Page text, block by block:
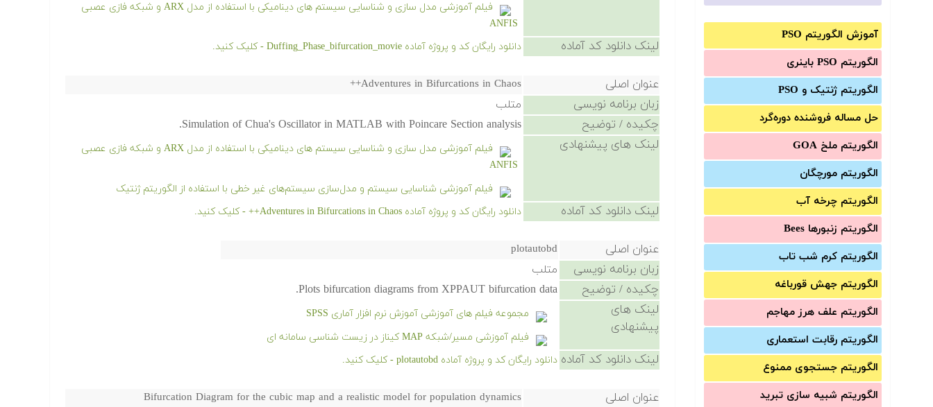
آموزش الگوریتم PSO
الگوریتم PSO باینری
الگوریتم ژنتیک و PSO
حل مساله فروشنده دوره‌گرد
الگوریتم ملخ GOA
الگوریتم مورچگان
الگوریتم چرخه آب
الگوریتم زنبورها Bees
الگوریتم کرم شب تاب
الگوریتم جهش قورباغه
الگوریتم علف هرز مهاجم
الگوریتم رقابت استعماری
الگوریتم جستجوی ممنوع
الگوریتم شبیه سازی تبرید
فیلم آموزشی مدل سازی و شناسایی سیستم های دینامیکی با استفاده از مدل ARX و شبکه فازی عصبی
ANFIS
لینک دانلود کد آماده دانلود رایگان کد و پروژه آماده Duffing_Phase_bifurcation_movie - کلیک کنید.
عنوان اصلی Adventures in Bifurcations in Chaos++
زبان برنامه نویسی متلب
چکیده / توضیح Simulation of Chua's Oscillator in MATLAB with Poincare Section analysis.
لینک های پیشنهادی
فیلم آموزشی مدل سازی و شناسایی سیستم های دینامیکی با استفاده از مدل ARX و شبکه فازی عصبی
ANFIS
فیلم آموزشی شناسایی سیستم و مدل‌سازی سیستم‌های غیر خطی با استفاده از الگوریتم ژنتیک
لینک دانلود کد آماده دانلود رایگان کد و پروژه آماده Adventures in Bifurcations in Chaos++ - کلیک کنید.
عنوان اصلی plotautobd
زبان برنامه نویسی متلب
چکیده / توضیح Plots bifurcation diagrams from XPPAUT bifurcation data.
لینک های
پیشنهادی
مجموعه فیلم های آموزشی آموزش نرم افزار آماری SPSS
فیلم آموزشی مسیر/شبکه MAP کیناز در زیست شناسی سامانه ای
لینک دانلود کد آماده دانلود رایگان کد و پروژه آماده plotautobd - کلیک کنید.
عنوان اصلی Bifurcation Diagram for the cubic map and a realistic model for population dynamics